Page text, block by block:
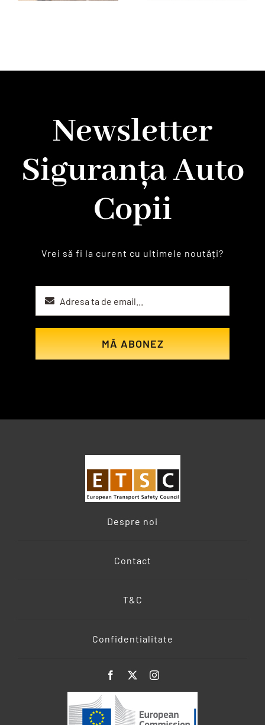
Newsletter
Siguranța Auto
Copii
Vrei să fi la curent cu ultimele noutăți?
MĂ ABONEZ
Despre noi
Contact
T&C
Confidentialitate